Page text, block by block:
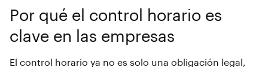
Por qué el control horario es
clave en las empresas
El control horario ya no es solo una obligación legal,